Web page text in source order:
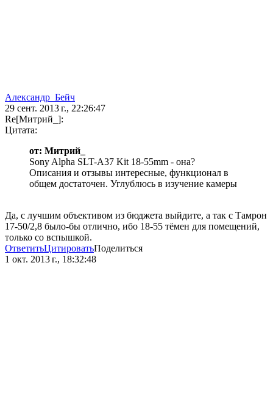
Александр_Бейч
29 сент. 2013 г., 22:26:47
Re[Митрий_]:
Цитата:
от: Митрий_
Sony Alpha SLT-A37 Kit 18-55mm - она?
Описания и отзывы интересные, функционал в
общем достаточен. Углублюсь в изучение камеры
Да, с лучшим объективом из бюджета выйдите, а так с Тамрон
17-50/2,8 было-бы отлично, ибо 18-55 тёмен для помещений,
только со вспышкой.
ОтветитьЦитироватьПоделиться
1 окт. 2013 г., 18:32:48